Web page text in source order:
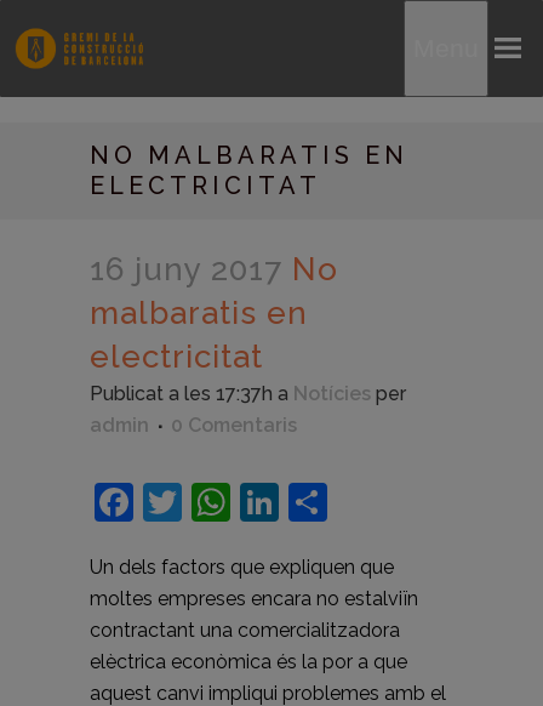
NO MALBARATIS EN
ELECTRICITAT
16 juny 2017 No
malbaratis en
electricitat
Publicat a les 17:37h a Notícies per
admin
0 Comentaris
Facebook
Twitter
WhatsApp
LinkedIn
Un dels factors que expliquen que
moltes empreses encara no estalviïn
contractant una comercialitzadora
elèctrica econòmica és la por a que
aquest canvi impliqui problemes amb el